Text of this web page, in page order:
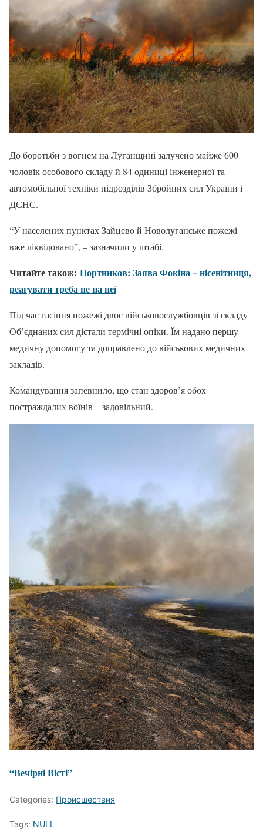
До боротьби з вогнем на Луганщині залучено майже 600
чоловік особового складу й 84 одиниці інженерної та
автомобільної техніки підрозділів Збройних сил України і
ДСНС.
“У населених пунктах Зайцево й Новолуганське пожежі
вже ліквідовано”, – зазначили у штабі.
Читайте також: Портников: Заява Фокіна – нісенітниця,
реагувати треба не на неї
Під час гасіння пожежі двоє військовослужбовців зі складу
Об’єднаних сил дістали термічні опіки. Їм надано першу
медичну допомогу та доправлено до військових медичних
закладів.
Командування запевнило, що стан здоров’я обох
постраждалих воїнів – задовільний.
“Вечірні Вісті”
Categories: Происшествия
Tags: NULL